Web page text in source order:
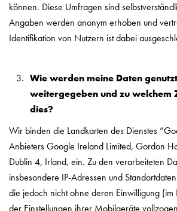
können. Diese Umfragen sind
Angaben werden anonym erhoben und
Identifikation von Nutzern ist dabei
Wie werden meine Daten
weitergegeben und zu welchem
dies?
Wir binden die Landkarten des Dienstes
Anbieters Google Ireland Limited, Gordon
Dublin 4, Irland, ein. Zu den verarbeiteten
insbesondere IP-Adressen und
die jedoch nicht ohne deren Einwilligung (im
der Einstellungen ihrer Mobilgeräte